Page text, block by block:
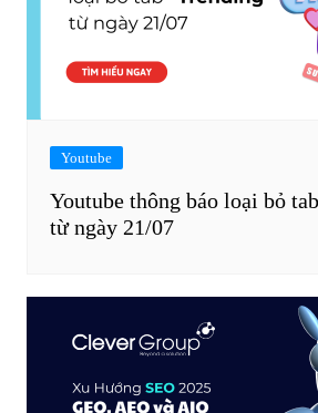
Youtube
Youtube thông báo loại bỏ
từ ngày 21/07